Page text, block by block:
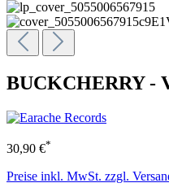
BUCKCHERRY -
30,90 €*
Preise inkl. MwSt. zzgl.